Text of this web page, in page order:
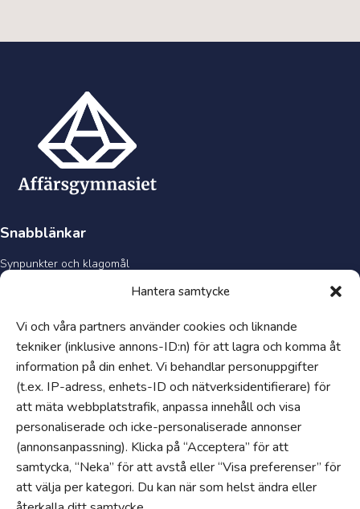
Hantera samtycke
Vi och våra partners använder cookies och liknande
tekniker (inklusive annons-ID:n) för att lagra och komma åt
information på din enhet. Vi behandlar personuppgifter
(t.ex. IP-adress, enhets-ID och nätverksidentifierare) för
att mäta webbplatstrafik, anpassa innehåll och visa
personaliserade och icke-personaliserade annonser
(annonsanpassning). Klicka på “Acceptera” för att
samtycka, “Neka” för att avstå eller “Visa preferenser” för
att välja per kategori. Du kan när som helst ändra eller
Snabblänkar
Synpunkter och klagomål
Hantering av personuppgifter och cookies
Uppförandekod
Läs vår skoltidning
Om
Våra skolor
Jobba hos oss
Edukatus Alliance